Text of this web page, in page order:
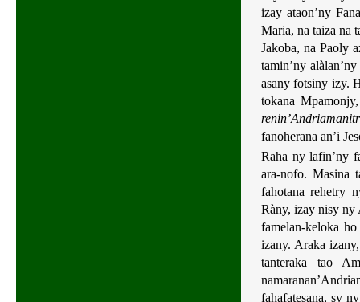
izay ataon’ny
Maria, na taiza na
Jakoba, na Paoly
tamin’ny
asany fotsiny izy.
tokana
fanoherana an’i
Raha ny lafin’ny
ara-nofo. Masina
fahotana rehetry
Ràny, izay nisy ny
famelan-keloka
izany. Araka
tanteraka tao
fahafatesana, sy